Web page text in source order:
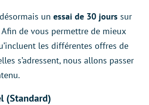
un essai de 30 jours sur
de vous permettre de mieux
les différentes offres de
s’adressent, nous allons passer
(Standard)